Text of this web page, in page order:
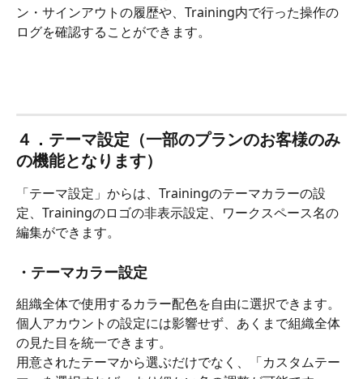
ン・サインアウトの履歴や、Training内で行った操作の
ログを確認することができます。
４．テーマ設定（一部のプランのお客様のみ
の機能となります）
「テーマ設定」からは、Trainingのテーマカラーの設
定、Trainingのロゴの非表示設定、ワークスペース名の
編集ができます。
・テーマカラー設定
組織全体で使用するカラー配色を自由に選択できます。
個人アカウントの設定には影響せず、あくまで組織全体
の見た目を統一できます。
用意されたテーマから選ぶだけでなく、「カスタムテー